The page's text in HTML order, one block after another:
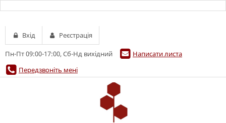
Пн-Пт 09:00-17:00, Сб-Нд вихідний
Написати листа
Передзвоніть мені
Вхід Реєстрація